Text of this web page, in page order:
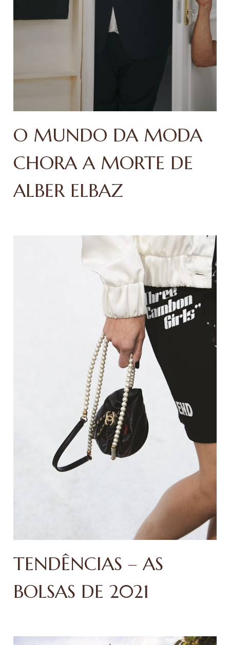
O MUNDO DA MODA
CHORA A MORTE DE
ALBER ELBAZ
TENDÊNCIAS – AS
BOLSAS DE 2021